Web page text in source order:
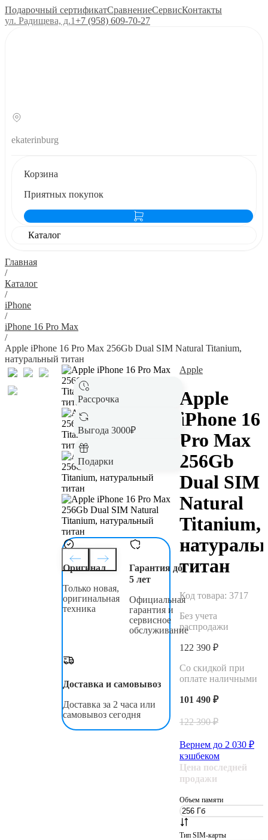
Подарочный сертификатСравнениеСервисКонтакты
ул. Радищева, д.1+7 (958) 609‑70‑27
ekaterinburg
Корзина
Приятных покупок
Каталог
Главная
/
Каталог
/
iPhone
/
iPhone 16 Pro Max
/
Apple iPhone 16 Pro Max 256Gb Dual SIM Natural Titanium,
натуральный титан
Рассрочка
Выгода 3000₽
Подарки
Оригинал
Только новая,
оригинальная
техника
Гарантия до
5 лет
Официальная
гарантия и
сервисное
обслуживание
Доставка и самовывоз
Доставка за 2 часа или
самовывоз сегодня
Apple
Apple
iPhone 16
Pro Max
256Gb
Dual SIM
Natural
Titanium,
титан
Код товара: 3717
Без учета
распродажи
122 390 ₽
Со скидкой при
оплате наличными
101 490 ₽
122 390 ₽
Вернем до 2 030 ₽
кэшбеком
Цена последней
продажи
Объем памяти
Тип SIM-карты